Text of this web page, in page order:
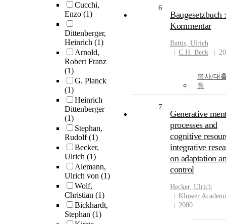
Cucchi,
Enzo (1)
Dittenberger,
Heinrich (1)
Arnold,
Robert Franz
(1)
G. Planck
(1)
Heinrich
Dittenberger
(1)
Stephan,
Rudolf(1)
Becker,
Ulrich (1)
Alemann,
Ulrich von (1)
Wolf,
Christian (1)
Bickhardt,
Stephan (1)
6
Baugesetzbuch :
Kommentar
Battis, Ulrich
C.H. Beck
복사/대
청
7
Generative
processes and
cognitive
integrative
on adaptation
control
Hecker, Ulrich
Kluwer
2000